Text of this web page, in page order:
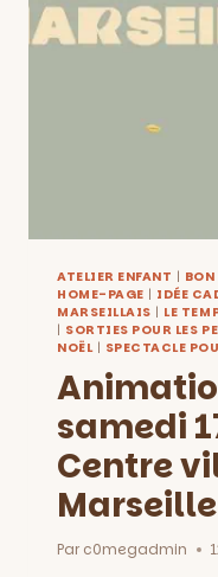
ATELIER ENFANT |
HOME-PAGE | IDÉE
MARSEILLAIS | LE
| SORTIES POUR LES
NOËL| SPECTACLE
samedi
Centre
Marseille
Par c0megadmin